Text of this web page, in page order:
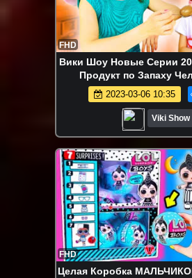
FHD
Вики Шоу Новые Серии
Продукт по Запаху
Закрытыми Глазами
Шоу
2023-03-06 10:35
Viki Show
FHD
Целая Коробка